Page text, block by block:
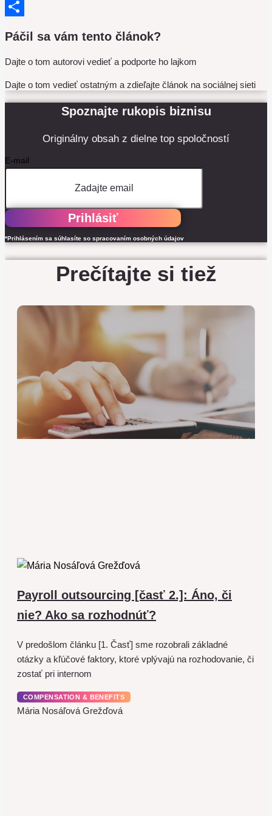
Copy
Páčil sa vám tento článok?
Dajte o tom autorovi vedieť a podporte ho lajkom
Dajte o tom vedieť ostatným a zdieľajte článok na sociálnej sieti
Spoznajte rukopis biznisu
Originálny obsah z dielne top spoločností
E-mail
Prihlásiť
*Prihlásením sa súhlasíte so spracovaním osobných údajov
Prečítajte si tiež
Payroll outsourcing [časť 2.]: Áno, či
nie? Ako sa rozhodnúť?
V predošlom článku [1. Časť] sme rozobrali základné
otázky a kľúčové faktory, ktoré vplývajú na rozhodovanie, či
zostať pri internom
COMPENSATION & BENEFITS
Mária Nosáľová Grežďová